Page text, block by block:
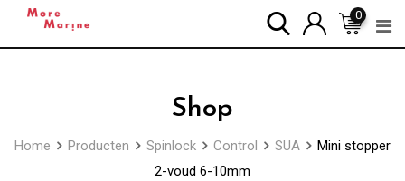
0
Shop
Home Producten Spinlock Control SUA
Mini stopper
2-voud 6-10mm